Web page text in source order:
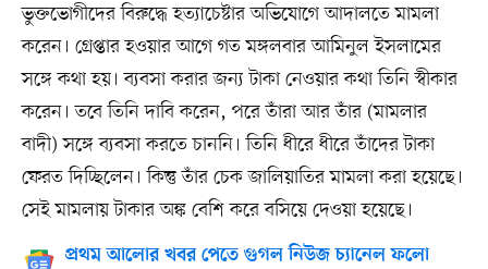
ভুক্তভোগীদের বিরুদ্ধে হত্যাচেষ্টার অভিযোগে আদালতে মামলা
করেন। গ্রেপ্তার হওয়ার আগে গত মঙ্গলবার আমিনুল ইসলামের
সঙ্গে কথা হয়। ব্যবসা করার জন্য টাকা নেওয়ার কথা তিনি স্বীকার
করেন। তবে তিনি দাবি করেন, পরে তাঁরা আর তাঁর (মামলার
বাদী) সঙ্গে ব্যবসা করতে চাননি। তিনি ধীরে ধীরে তাঁদের টাকা
ফেরত দিচ্ছিলেন। কিন্তু তাঁর চেক জালিয়াতির মামলা করা হয়েছে।
সেই মামলায় টাকার অঙ্ক বেশি করে বসিয়ে দেওয়া হয়েছে।
প্রথম আলোর খবর পেতে গুগল নিউজ চ্যানেল ফলো